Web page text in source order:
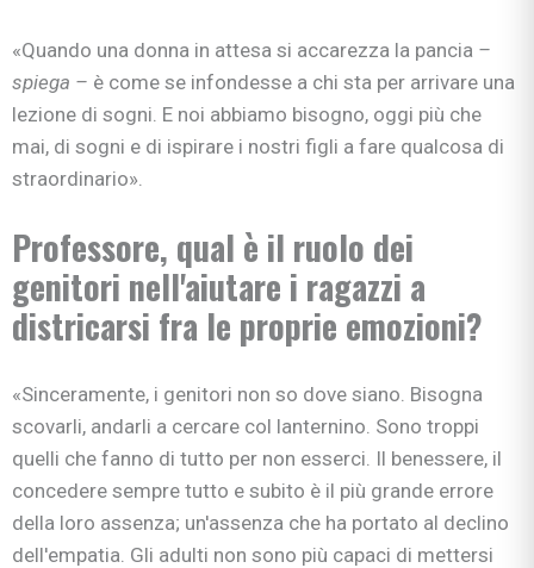
«Quando una donna in attesa si accarezza la pancia –
spiega – è come se infondesse a chi sta per arrivare una
lezione di sogni. E noi abbiamo bisogno, oggi più che
mai, di sogni e di ispirare i nostri figli a fare qualcosa di
straordinario».
Professore, qual è il ruolo dei
genitori nell'aiutare i ragazzi a
districarsi fra le proprie emozioni?
«Sinceramente, i genitori non so dove siano. Bisogna
scovarli, andarli a cercare col lanternino. Sono troppi
quelli che fanno di tutto per non esserci. Il benessere, il
concedere sempre tutto e subito è il più grande errore
della loro assenza; un'assenza che ha portato al declino
dell'empatia. Gli adulti non sono più capaci di mettersi